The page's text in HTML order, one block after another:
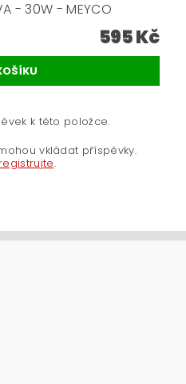
- 30W - MEYCO
595 Kč
k této položce.
vkládat příspěvky.
registrujte.